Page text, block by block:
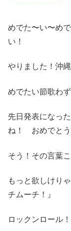
めでた〜い〜め
い！
やりました！沖
めでたい節歌わ
先日発表になっ
ね！ おめでとう
そう！その言葉
もっと欲しけり
チムーチ！』
ロックンロール！